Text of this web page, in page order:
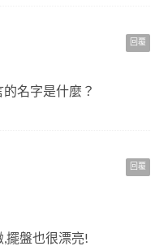
回覆
名字是什麼？
回覆
擺盤也很漂亮!